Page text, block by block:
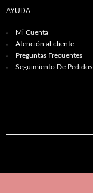
AYUDA
Mi Cuenta
Atención al cliente
Preguntas Frecuentes
Seguimiento De Pedidos